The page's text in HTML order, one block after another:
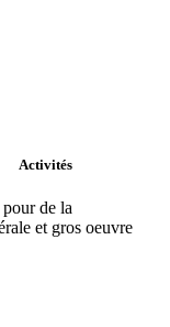
Activités
de la
et gros oeuvre